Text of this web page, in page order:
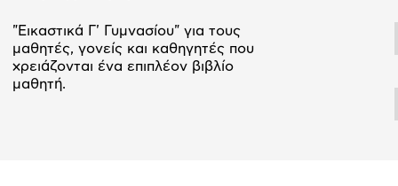
"Εικαστικά Γ' Γυμνασίου" για τους
μαθητές, γονείς και καθηγητές που
χρειάζονται ένα επιπλέον βιβλίο
μαθητή.